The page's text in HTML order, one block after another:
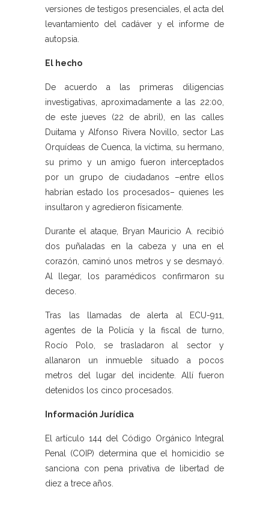
versiones de testigos presenciales, el acta del
levantamiento del cadáver y el informe de
autopsia.
El hecho
De acuerdo a las primeras diligencias
investigativas, aproximadamente a las 22:00,
de este jueves (22 de abril), en las calles
Duitama y Alfonso Rivera Novillo, sector Las
Orquídeas de Cuenca, la víctima, su hermano,
su primo y un amigo fueron interceptados
por un grupo de ciudadanos –entre ellos
habrían estado los procesados– quienes les
insultaron y agredieron físicamente.
Durante el ataque, Bryan Mauricio A. recibió
dos puñaladas en la cabeza y una en el
corazón, caminó unos metros y se desmayó.
Al llegar, los paramédicos confirmaron su
deceso.
Tras las llamadas de alerta al ECU-911,
agentes de la Policía y la fiscal de turno,
Rocío Polo, se trasladaron al sector y
allanaron un inmueble situado a pocos
metros del lugar del incidente. Allí fueron
detenidos los cinco procesados.
Información Jurídica
El artículo 144 del Código Orgánico Integral
Penal (COIP) determina que el homicidio se
sanciona con pena privativa de libertad de
diez a trece años.